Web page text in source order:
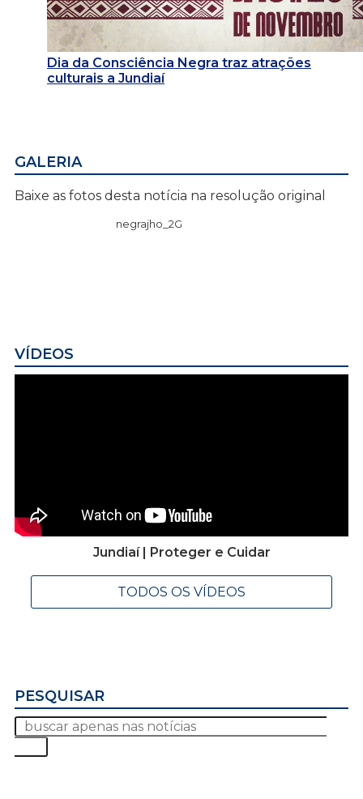
Dia da Consciência Negra traz atrações
culturais a Jundiaí
GALERIA
Baixe as fotos desta notícia na resolução original
negrajho_2G
VÍDEOS
Jundiaí | Proteger e Cuidar
TODOS OS VÍDEOS
PESQUISAR